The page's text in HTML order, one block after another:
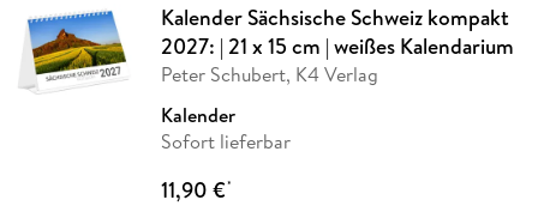
Kalender Sächsische Schweiz kompakt
2027: | 21 x 15 cm | weißes Kalendarium
Peter Schubert, K4 Verlag
Kalender
Sofort lieferbar
11,90 €*